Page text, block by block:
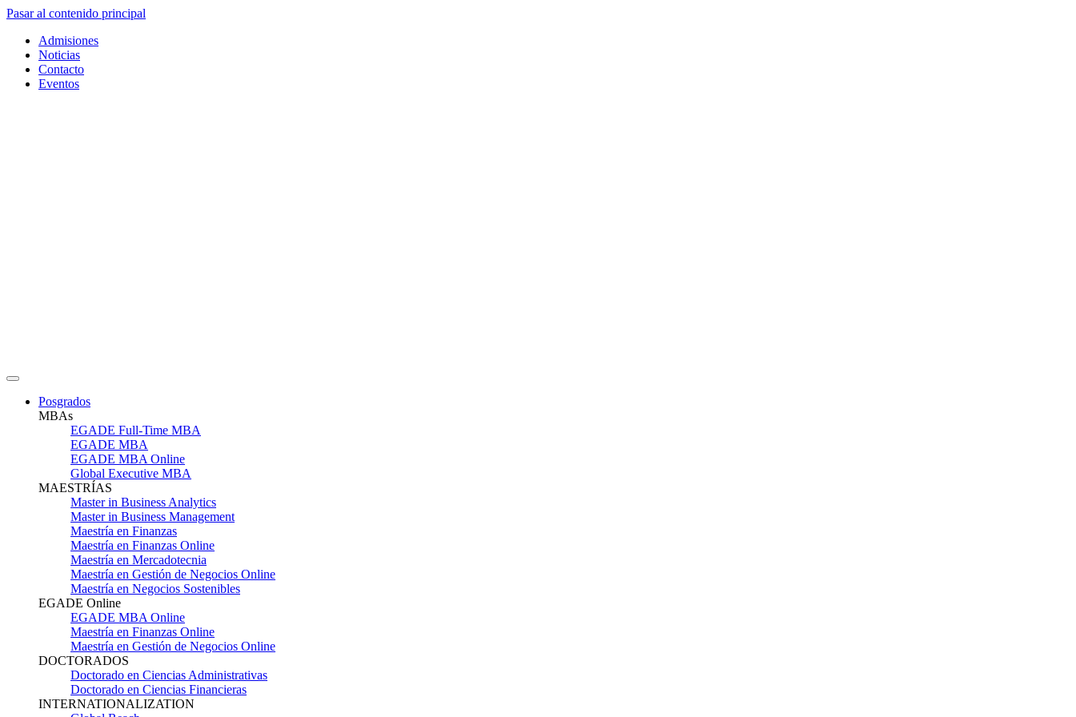
Pasar al contenido principal
Admisiones
Noticias
Contacto
Eventos
Posgrados
MBAs
EGADE Full-Time MBA
EGADE MBA
EGADE MBA Online
Global Executive MBA
MAESTRÍAS
Master in Business Analytics
Master in Business Management
Maestría en Finanzas
Maestría en Finanzas Online
Maestría en Mercadotecnia
Maestría en Gestión de Negocios Online
Maestría en Negocios Sostenibles
EGADE Online
EGADE MBA Online
Maestría en Finanzas Online
Maestría en Gestión de Negocios Online
DOCTORADOS
Doctorado en Ciencias Administrativas
Doctorado en Ciencias Financieras
INTERNATIONALIZATION